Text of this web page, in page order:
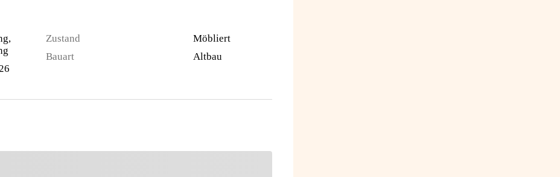
Zustand
Möbliert
Bauart
Altbau